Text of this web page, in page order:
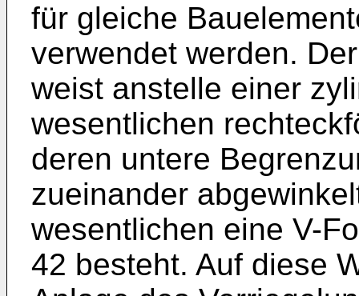
für gleiche
verwendet werden.
weist anstelle einer
wesentlichen
deren untere
zueinander
wesentlichen eine V-
42 besteht. Auf diese